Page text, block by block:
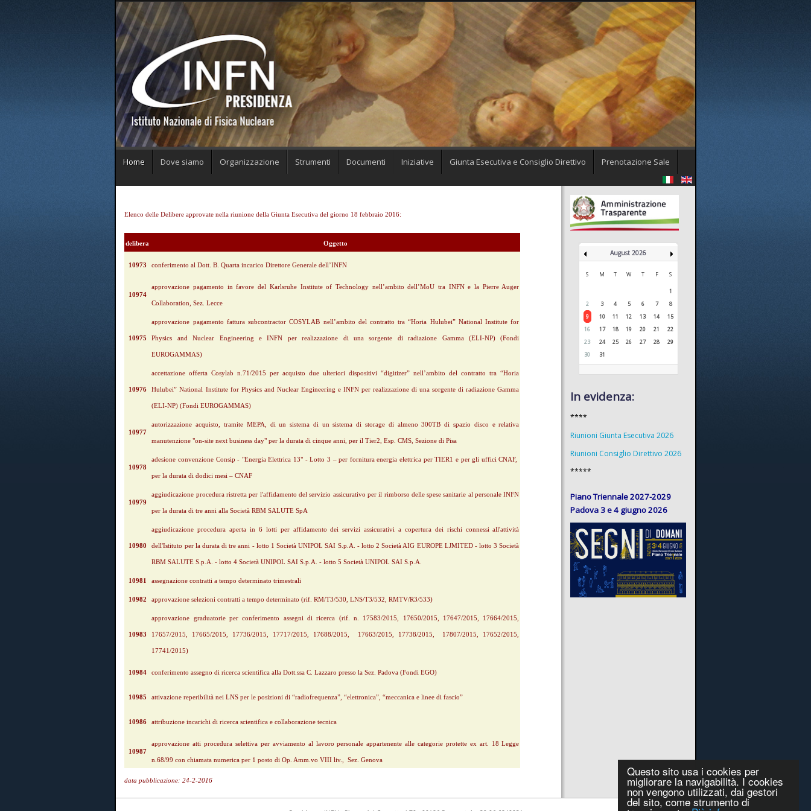
Questo sito usa i cookies per
migliorare la navigabilità. I cookies
non vengono utilizzati, dai gestori
del sito, come strumento di
Home Dove siamo Organizzazione Strumenti Documenti Iniziative Giunta Esecutiva e Consiglio Direttivo Prenotazione Sale
Elenco delle Delibere approvate nella riunione della Giunta Esecutiva del giorno 18 febbraio 2016:
delibera Oggetto
10973 conferimento al Dott. B. Quarta incarico Direttore Generale dell’INFN
10974
approvazione pagamento in favore del Karlsruhe Institute of Technology nell’ambito dell’MoU tra INFN e la Pierre Auger
Collaboration, Sez. Lecce
10975
approvazione pagamento fattura subcontractor COSYLAB nell’ambito del contratto tra “Horia Hulubei” National Institute for
Physics and Nuclear Engineering e INFN per realizzazione di una sorgente di radiazione Gamma (ELI-NP) (Fondi
EUROGAMMAS)
10976
accettazione offerta Cosylab n.71/2015 per acquisto due ulteriori dispositivi “digitizer” nell’ambito del contratto tra “Horia
Hulubei” National Institute for Physics and Nuclear Engineering e INFN per realizzazione di una sorgente di radiazione Gamma
(ELI-NP) (Fondi EUROGAMMAS)
10977
autorizzazione acquisto, tramite MEPA, di un sistema di un sistema di storage di almeno 300TB di spazio disco e relativa
manutenzione "on-site next business day" per la durata di cinque anni, per il Tier2, Esp. CMS, Sezione di Pisa
10978
adesione convenzione Consip - "Energia Elettrica 13" - Lotto 3 – per fornitura energia elettrica per TIER1 e per gli uffici CNAF,
per la durata di dodici mesi – CNAF
10979
aggiudicazione procedura ristretta per l'affidamento del servizio assicurativo per il rimborso delle spese sanitarie al personale INFN
per la durata di tre anni alla Società RBM SALUTE SpA
10980
aggiudicazione procedura aperta in 6 lotti per affidamento dei servizi assicurativi a copertura dei rischi connessi all'attività
dell'Istituto per la durata di tre anni - lotto 1 Società UNIPOL SAI S.p.A. - lotto 2 Società AIG EUROPE LJMITED - lotto 3 Società
RBM SALUTE S.p.A. - lotto 4 Società UNIPOL SAI S.p.A. - lotto 5 Società UNIPOL SAI S.p.A.
10981 assegnazione contratti a tempo determinato trimestrali
10982 approvazione selezioni contratti a tempo determinato (rif. RM/T3/530, LNS/T3/532, RMTV/R3/533)
10983
approvazione graduatorie per conferimento assegni di ricerca (rif. n. 17583/2015, 17650/2015, 17647/2015, 17664/2015,
17657/2015, 17665/2015, 17736/2015, 17717/2015, 17688/2015, 17663/2015, 17738/2015, 17807/2015, 17652/2015,
17741/2015)
10984 conferimento assegno di ricerca scientifica alla Dott.ssa C. Lazzaro presso la Sez. Padova (Fondi EGO)
10985 attivazione reperibilità nei LNS per le posizioni di “radiofrequenza”, “elettronica”, “meccanica e linee di fascio”
10986 attribuzione incarichi di ricerca scientifica e collaborazione tecnica
10987
approvazione atti procedura selettiva per avviamento al lavoro personale appartenente alle categorie protette ex art. 18 Legge
n.68/99 con chiamata numerica per 1 posto di Op. Amm.vo VIII liv., Sez. Genova
data pubblicazione: 24-2-2016
August 2026
S M T W T F S
1
2
3 4 5 6 7
8
9
10 11 12 13 14
15
16
17 18 19 20 21
22
23
24 25 26 27 28
29
30
31
In evidenza:
****
Riunioni Giunta Esecutiva 2026
Riunioni Consiglio Direttivo 2026
*****
Piano Triennale 2027-2029
Padova 3 e 4 giugno 2026